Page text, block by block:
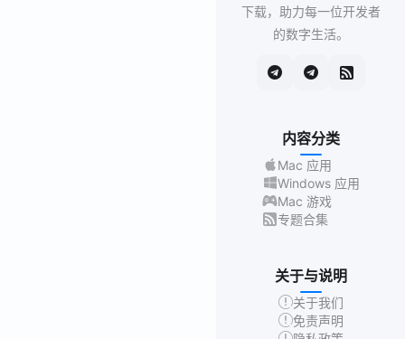
下载，助力每一位开发者
的数字生活。
内容分类
Mac 应用
Windows 应用
Mac 游戏
专题合集
关于与说明
关于我们
免责声明